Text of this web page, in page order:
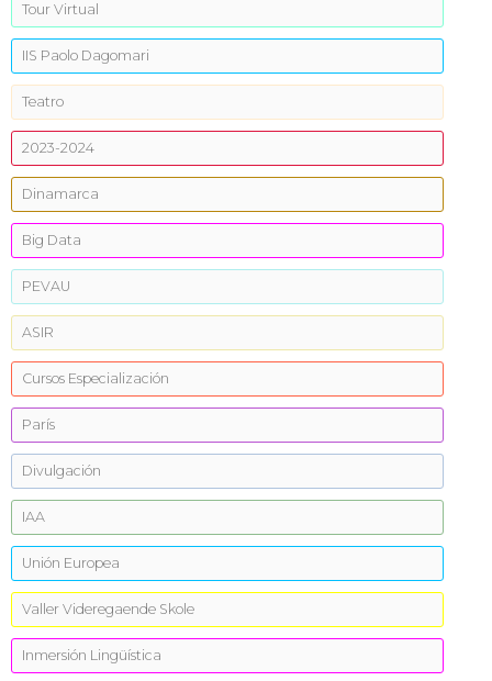
Tour Virtual
IIS Paolo Dagomari
Teatro
2023-2024
Dinamarca
Big Data
PEVAU
ASIR
Cursos Especialización
París
Divulgación
IAA
Unión Europea
Valler Videregaende Skole
Inmersión Lingüística